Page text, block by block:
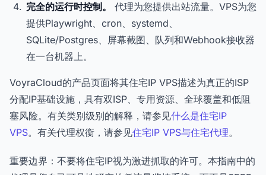
完全的运行时控制。
代理为您提供出站流量。VPS为您
提供Playwright、cron、systemd、
SQLite/Postgres、屏幕截图、队列和Webhook接收器
在一台机器上。
VoyraCloud的产品页面将其住宅IP VPS描述为真正的ISP
分配IP基础设施，具有双ISP、专用资源、全球覆盖和低阻
塞风险。有关类别级别的解释，请参见什么是住宅IP
VPS。有关代理权衡，请参见住宅IP VPS与住宅代理。
重要边界：不要将住宅IP视为激进抓取的许可。本指南中的